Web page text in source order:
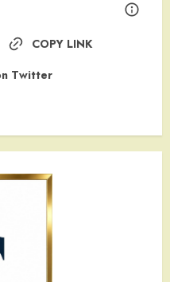
COPY LINK
Twitter